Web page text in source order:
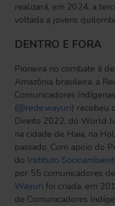
realizará, em 2024, a
voltada a jovens
DENTRO E FORA
Pioneira no combate à
Amazônia brasileira, a
Comunicadores
(@rede.wayuri) recebeu
Direito 2022, do World
na cidade de Haia, na
passado. Com apoio do
do Instituto
por 55 comunicadores
Wayuri foi criada, em
de Comunicadores